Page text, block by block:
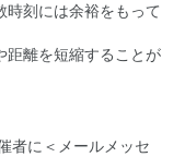
時刻には余裕をもって
距離を短縮することが
者に＜メールメッセ